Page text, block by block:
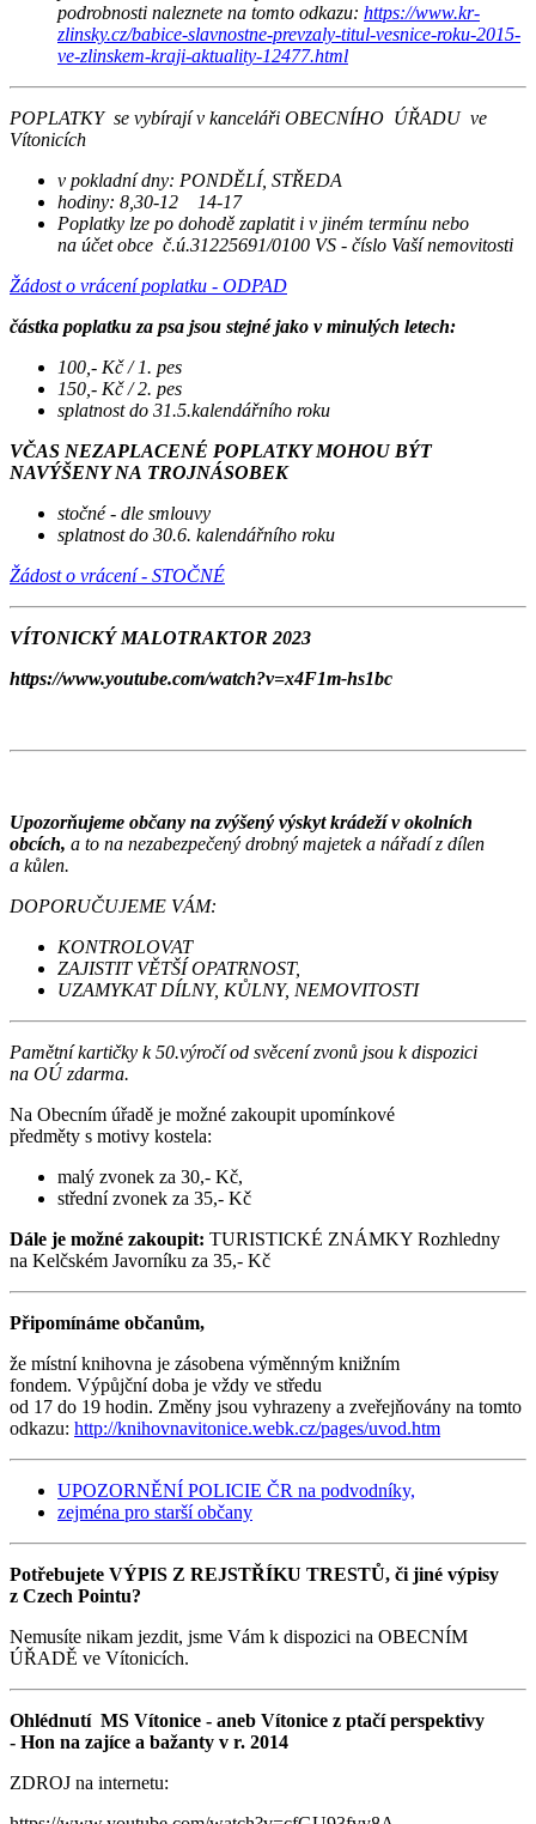
podrobnosti naleznete na tomto odkazu: https://www.kr-
zlinsky.cz/babice-slavnostne-prevzaly-titul-vesnice-roku-2015-
ve-zlinskem-kraji-aktuality-12477.html
POPLATKY se vybírají v kanceláři OBECNÍHO ÚŘADU ve
Vítonicích
v pokladní dny: PONDĚLÍ, STŘEDA
hodiny: 8,30-12 14-17
Poplatky lze po dohodě zaplatit i v jiném termínu nebo
na účet obce č.ú.31225691/0100 VS - číslo Vaší nemovitosti
Žádost o vrácení poplatku - ODPAD
částka poplatku za psa jsou stejné jako v minulých letech:
100,- Kč / 1. pes
150,- Kč / 2. pes
splatnost do 31.5.kalendářního roku
VČAS NEZAPLACENÉ POPLATKY MOHOU BÝT
NAVÝŠENY NA TROJNÁSOBEK
stočné - dle smlouvy
splatnost do 30.6. kalendářního roku
Žádost o vrácení - STOČNÉ
VÍTONICKÝ MALOTRAKTOR 2023
https://www.youtube.com/watch?v=x4F1m-hs1bc
Upozorňujeme občany na zvýšený výskyt krádeží v okolních
obcích, a to na nezabezpečený drobný majetek a nářadí z dílen
a kůlen.
DOPORUČUJEME VÁM:
KONTROLOVAT
ZAJISTIT VĚTŠÍ OPATRNOST,
UZAMYKAT DÍLNY, KŮLNY, NEMOVITOSTI
Pamětní kartičky k 50.výročí od svěcení zvonů jsou k dispozici
na OÚ zdarma.
Na Obecním úřadě je možné zakoupit upomínkové
předměty s motivy kostela:
malý zvonek za 30,- Kč,
střední zvonek za 35,- Kč
Dále je možné zakoupit: TURISTICKÉ ZNÁMKY Rozhledny
na Kelčském Javorníku za 35,- Kč
Připomínáme občanům,
že místní knihovna je zásobena výměnným knižním
fondem. Výpůjční doba je vždy ve středu
od 17 do 19 hodin. Změny jsou vyhrazeny a zveřejňovány na tomto
odkazu: http://knihovnavitonice.webk.cz/pages/uvod.htm
UPOZORNĚNÍ POLICIE ČR na podvodníky,
zejména pro starší občany
Potřebujete VÝPIS Z REJSTŘÍKU TRESTŮ, či jiné výpisy
z Czech Pointu?
Nemusíte nikam jezdit, jsme Vám k dispozici na OBECNÍM
ÚŘADĚ ve Vítonicích.
Ohlédnutí MS Vítonice - aneb Vítonice z ptačí perspektivy
- Hon na zajíce a bažanty v r. 2014
ZDROJ na internetu: